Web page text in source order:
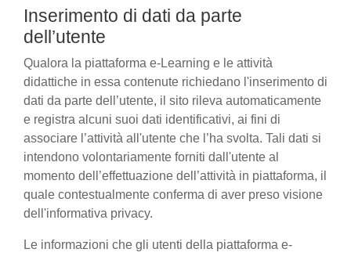
Inserimento di dati da parte
dell’utente
Qualora la piattaforma e-Learning e le attività
didattiche in essa contenute richiedano l'inserimento di
dati da parte dell’utente, il sito rileva automaticamente
e registra alcuni suoi dati identificativi, ai fini di
associare l’attività all'utente che l’ha svolta. Tali dati si
intendono volontariamente forniti dall'utente al
momento dell’effettuazione dell’attività in piattaforma, il
quale contestualmente conferma di aver preso visione
dell'informativa privacy.
Le informazioni che gli utenti della piattaforma e-